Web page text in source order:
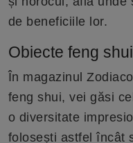
de beneficiile lor.
Obiecte feng
În magazinul
feng shui, vei găsi
o diversitate
folosești astfel încât